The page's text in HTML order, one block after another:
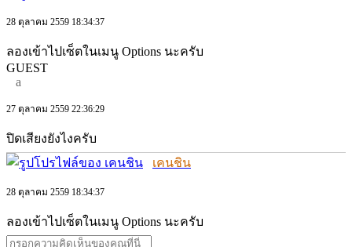
28 ตุลาคม 2559 18:34:37
ลองเข้าไปเซ็ตในเมนู Options นะครับ
GUEST
a
27 ตุลาคม 2559 22:36:29
ปิดเสียงยังไงครับ
เคนชิน
28 ตุลาคม 2559 18:34:37
ลองเข้าไปเซ็ตในเมนู Options นะครับ